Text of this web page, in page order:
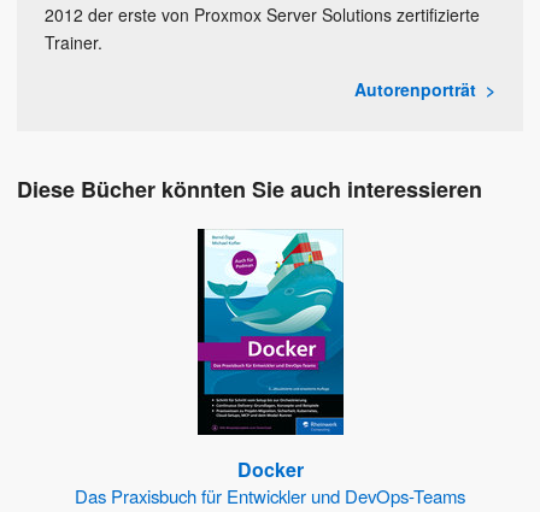
2012 der erste von Proxmox Server Solutions zertifizierte
Trainer.
Autorenporträt
Diese Bücher könnten Sie auch interessieren
Docker
Das Praxisbuch für Entwickler und DevOps-Teams